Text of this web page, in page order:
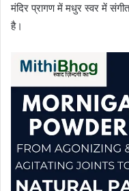
मंदिर प्रागण में मधुर स्वर में
है।